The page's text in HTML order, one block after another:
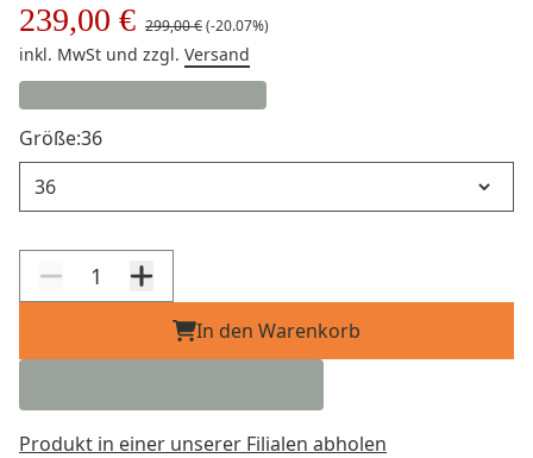
239,00 € 299,00 €(-20.07%)
inkl. MwSt und zzgl. Versand
Größe:36
In den Warenkorb
Produkt in einer unserer Filialen abholen